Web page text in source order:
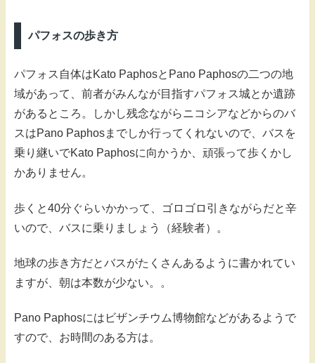
パフォスの歩き方
パフォス自体はKato PaphosとPano Paphosの二つの地
域があって、前者がみんなが目指すパフォス城とか遺跡
があるところ。しかし残念ながらニコシアなどからのバ
スはPano Paphosまでしか行ってくれないので、バスを
乗り継いでKato Paphosに向かうか、頑張って歩くかし
かありません。
歩くと40分ぐらいかかって、ゴロゴロ引きながらだと辛
いので、バスに乗りましょう（経験者）。
地球の歩き方だとバスがたくさんあるように書かれてい
ますが、朝は本数が少ない。。
Pano Paphosにはビザンチウム博物館などがあるようで
すので、お時間のある方は。